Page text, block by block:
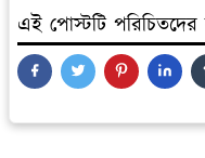
এই পোস্টটি